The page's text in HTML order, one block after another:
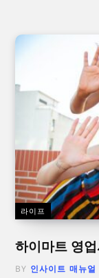
라이프
하이마트 영
BY 인사이트 매뉴얼